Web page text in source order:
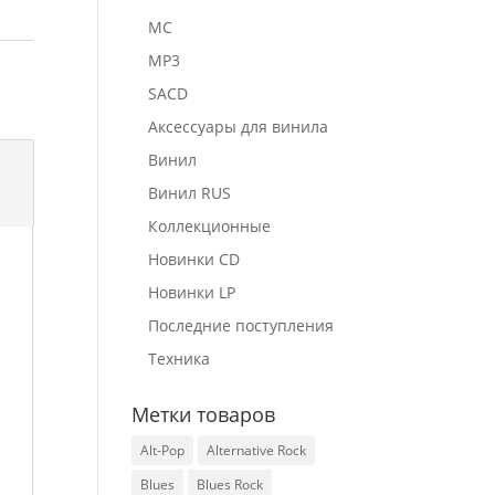
MC
MP3
SACD
Аксессуары для винила
Винил
Винил RUS
Коллекционные
Новинки CD
Новинки LP
Последние поступления
Техника
Метки товаров
Alt-Pop
Alternative Rock
Blues
Blues Rock